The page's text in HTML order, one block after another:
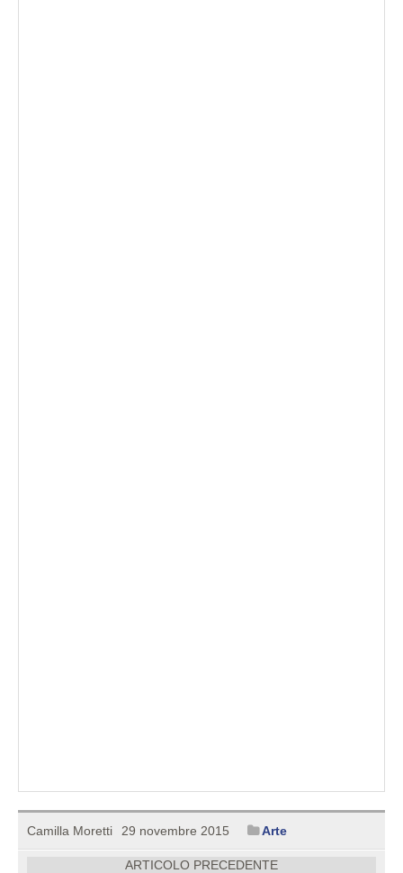
Camilla Moretti 29 novembre 2015 Arte
ARTICOLO PRECEDENTE